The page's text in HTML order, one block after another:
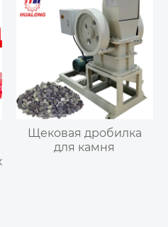
Щековая дробилка
для камня